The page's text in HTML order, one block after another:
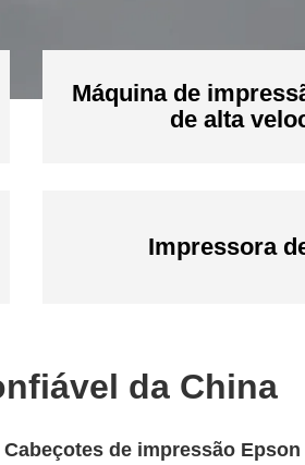
Máquina de
de alta
Impressora
da China
Cabeçotes de impressão Epson